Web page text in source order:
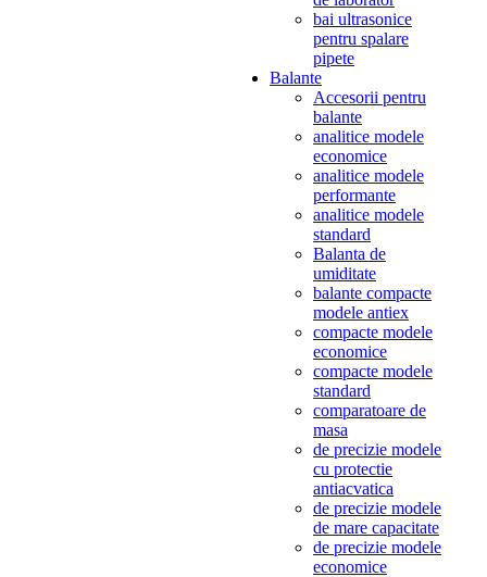
bai ultrasonice
pentru spalare
pipete
Balante
Accesorii pentru
balante
analitice modele
economice
analitice modele
performante
analitice modele
standard
Balanta de
umiditate
balante compacte
modele antiex
compacte modele
economice
compacte modele
standard
comparatoare de
masa
de precizie modele
cu protectie
antiacvatica
de precizie modele
de mare capacitate
de precizie modele
economice